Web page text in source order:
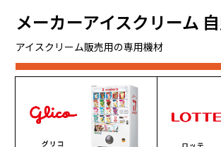
メーカーアイスクリーム
アイスクリーム販売用の専用機材